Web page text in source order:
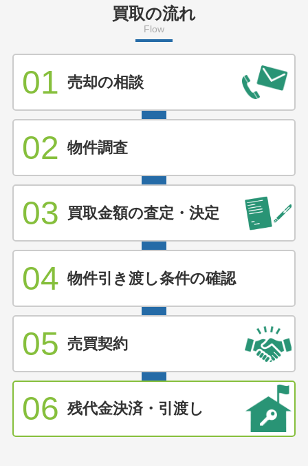
買取の流れ
Flow
01 売却の相談
02 物件調査
03 買取金額の査定・決定
04 物件引き渡し条件の確認
05 売買契約
06 残代金決済・引渡し